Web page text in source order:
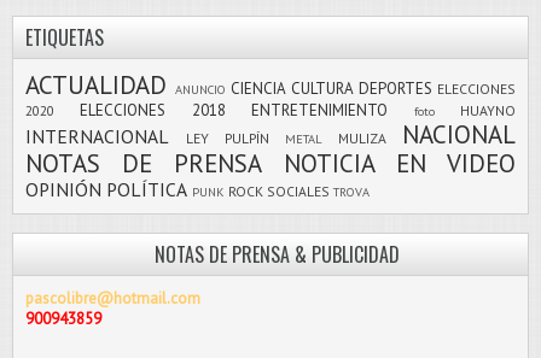
ETIQUETAS
ACTUALIDAD ANUNCIO CIENCIA CULTURA DEPORTES ELECCIONES
2020
ELECCIONES 2018 ENTRETENIMIENTO foto HUAYNO
INTERNACIONAL LEY PULPÍN METAL MULIZA
NACIONAL
NOTAS DE PRENSA
NOTICIA EN VIDEO
OPINIÓN POLÍTICA PUNK ROCK SOCIALES TROVA
NOTAS DE PRENSA & PUBLICIDAD
pascolibre@hotmail.com
900943859